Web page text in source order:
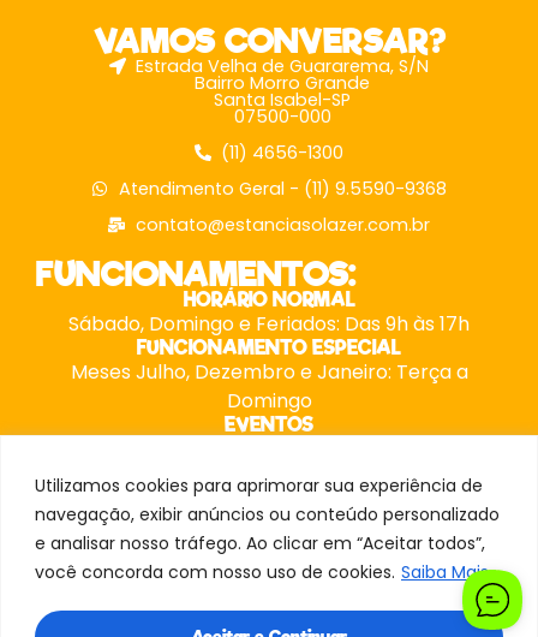
Utilizamos cookies para aprimorar sua experiência de
navegação, exibir anúncios ou conteúdo personalizado
e analisar nosso tráfego. Ao clicar em “Aceitar todos”,
você concorda com nosso uso de cookies. Saiba Mais
VAMOS CONVERSAR?
Estrada Velha de Guararema, S/N
Bairro Morro Grande
Santa Isabel-SP
07500-000
(11) 4656-1300
Atendimento Geral - (11) 9.5590-9368
contato@estanciasolazer.com.br
FUNCIONAMENTOS:
HORÁRIO NORMAL
Sábado, Domingo e Feriados: Das 9h às 17h
FUNCIONAMENTO ESPECIAL
Meses Julho, Dezembro e Janeiro: Terça a
Domingo
EVENTOS
equipe.
© 2024 Estância Solazer